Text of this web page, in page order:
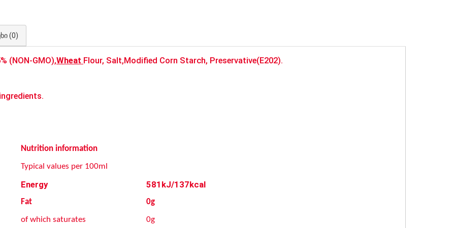
(0)
(NON-GMO),Wheat Flour, Salt,Modified Corn Starch, Preservative(E202).
ingredients.
Nutrition information
Typical values per 100ml
Energy 581 kJ/137kcal
Fat 0g
of which saturates 0g